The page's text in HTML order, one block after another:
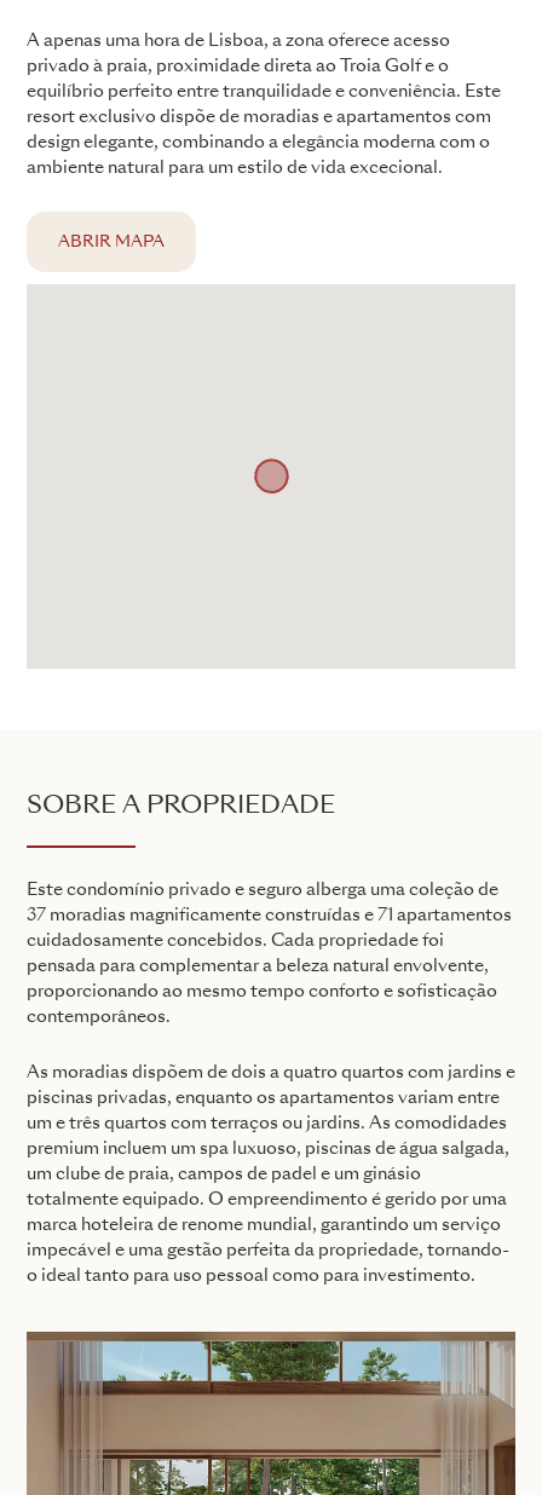
A apenas uma hora de Lisboa, a zona oferece acesso
privado à praia, proximidade direta ao Troia Golf e o
equilíbrio perfeito entre tranquilidade e conveniência. Este
resort exclusivo dispõe de moradias e apartamentos com
design elegante, combinando a elegância moderna com o
ambiente natural para um estilo de vida excecional.
ABRIR MAPA
SOBRE A PROPRIEDADE
Este condomínio privado e seguro alberga uma coleção de
37 moradias magnificamente construídas e 71 apartamentos
cuidadosamente concebidos. Cada propriedade foi
pensada para complementar a beleza natural envolvente,
proporcionando ao mesmo tempo conforto e sofisticação
contemporâneos.
As moradias dispõem de dois a quatro quartos com jardins e
piscinas privadas, enquanto os apartamentos variam entre
um e três quartos com terraços ou jardins. As comodidades
premium incluem um spa luxuoso, piscinas de água salgada,
um clube de praia, campos de padel e um ginásio
totalmente equipado. O empreendimento é gerido por uma
marca hoteleira de renome mundial, garantindo um serviço
impecável e uma gestão perfeita da propriedade, tornando-
o ideal tanto para uso pessoal como para investimento.